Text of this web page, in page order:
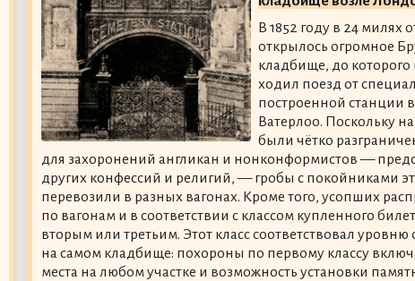
В 1852 году в 24 милях
открылось огромное
кладбище, до которого
ходил поезд от
построенной станции
Ватерлоо. Поскольку
были чётко
для захоронений англикан и нонконформистов —
других конфессий и религий, — гробы с покойниками
перевозили в разных вагонах. Кроме того, усопших
по вагонам и в соответствии с классом купленного
вторым или третьим. Этот класс соответствовал уровню
на самом кладбище: похороны по первому классу
места на любом участке и возможность установки